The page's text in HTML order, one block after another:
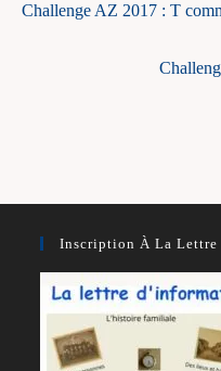
articles
Challenge AZ 2017 : T
Inscription À La Lettre